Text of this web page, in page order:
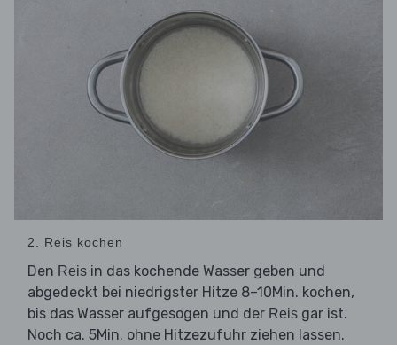
2. Reis kochen
Den Reis in das kochende Wasser geben und
abgedeckt bei niedrigster Hitze 8–10Min. kochen,
bis das Wasser aufgesogen und der Reis gar ist.
Noch ca. 5Min. ohne Hitzezufuhr ziehen lassen.